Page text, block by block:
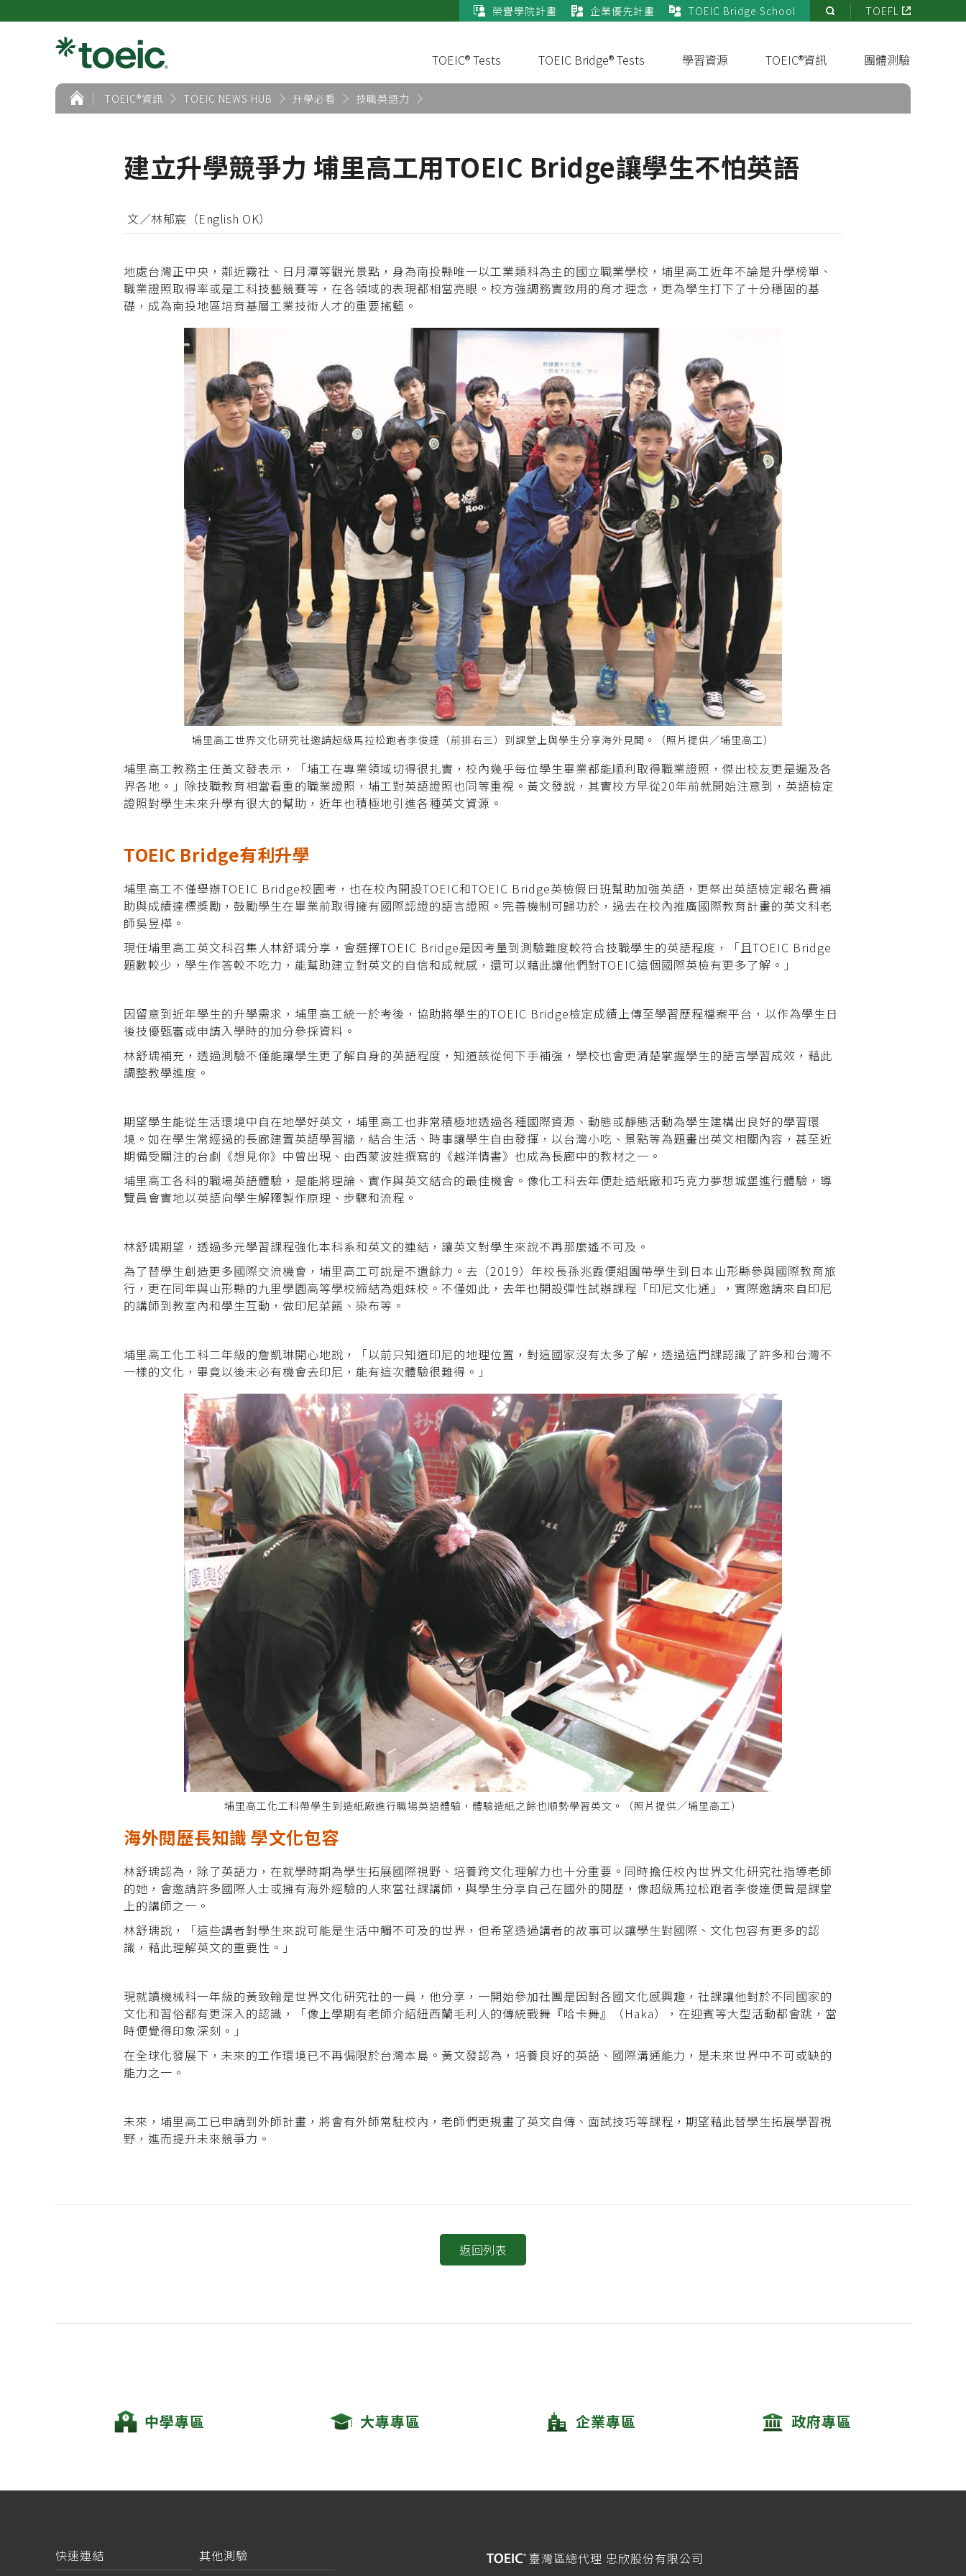
榮譽學院計畫 企業優先計畫 TOEIC Bridge School
站
TOEFL
TOEIC® Tests TOEIC Bridge® Tests 學習資源 TOEIC®資訊 團體測驗
首
頁
TOEIC®資訊 TOEIC NEWS HUB 升學必看 技職英語力
建立升學競爭力 埔里高工用TOEIC Bridge讓學生不怕英語
文／林郁宸（English OK）
地處台灣正中央，鄰近霧社、日月潭等觀光景點，身為南投縣唯一以工業類科為主的國立職業學校，埔里高工近年不論是升學榜單、
職業證照取得率或是工科技藝競賽等，在各領域的表現都相當亮眼。校方強調務實致用的育才理念，更為學生打下了十分穩固的基
礎，成為南投地區培育基層工業技術人才的重要搖籃。
埔里高工世界文化研究社邀請超級馬拉松跑者李俊達（前排右三）到課堂上與學生分享海外見聞。（照片提供／埔里高工）
埔里高工教務主任黃文發表示，「埔工在專業領域切得很扎實，校內幾乎每位學生畢業都能順利取得職業證照，傑出校友更是遍及各
界各地。」除技職教育相當看重的職業證照，埔工對英語證照也同等重視。黃文發說，其實校方早從20年前就開始注意到，英語檢定
證照對學生未來升學有很大的幫助，近年也積極地引進各種英文資源。
TOEIC Bridge有利升學
埔里高工不僅舉辦TOEIC Bridge校園考，也在校內開設TOEIC和TOEIC Bridge英檢假日班幫助加強英語，更祭出英語檢定報名費補
助與成績達標獎勵，鼓勵學生在畢業前取得擁有國際認證的語言證照。完善機制可歸功於，過去在校內推廣國際教育計畫的英文科老
師吳昱樺。
現任埔里高工英文科召集人林舒瑀分享，會選擇TOEIC Bridge是因考量到測驗難度較符合技職學生的英語程度，「且TOEIC Bridge
題數較少，學生作答較不吃力，能幫助建立對英文的自信和成就感，還可以藉此讓他們對TOEIC這個國際英檢有更多了解。」
因留意到近年學生的升學需求，埔里高工統一於考後，協助將學生的TOEIC Bridge檢定成績上傳至學習歷程檔案平台，以作為學生日
後技優甄審或申請入學時的加分參採資料。
林舒瑀補充，透過測驗不僅能讓學生更了解自身的英語程度，知道該從何下手補強，學校也會更清楚掌握學生的語言學習成效，藉此
調整教學進度。
期望學生能從生活環境中自在地學好英文，埔里高工也非常積極地透過各種國際資源、動態或靜態活動為學生建構出良好的學習環
境。如在學生常經過的長廊建置英語學習牆，結合生活、時事讓學生自由發揮，以台灣小吃、景點等為題畫出英文相關內容，甚至近
期備受關注的台劇《想見你》中曾出現、由西蒙波娃撰寫的《越洋情書》也成為長廊中的教材之一。
埔里高工各科的職場英語體驗，是能將理論、實作與英文結合的最佳機會。像化工科去年便赴造紙廠和巧克力夢想城堡進行體驗，導
覽員會實地以英語向學生解釋製作原理、步驟和流程。
林舒瑀期望，透過多元學習課程強化本科系和英文的連結，讓英文對學生來說不再那麼遙不可及。
為了替學生創造更多國際交流機會，埔里高工可說是不遺餘力。去（2019）年校長孫兆霞便組團帶學生到日本山形縣參與國際教育旅
行，更在同年與山形縣的九里學園高等學校締結為姐妹校。不僅如此，去年也開設彈性試辦課程「印尼文化通」，實際邀請來自印尼
的講師到教室內和學生互動，做印尼菜餚、染布等。
埔里高工化工科二年級的詹凱琳開心地說，「以前只知道印尼的地理位置，對這國家沒有太多了解，透過這門課認識了許多和台灣不
一樣的文化，畢竟以後未必有機會去印尼，能有這次體驗很難得。」
埔里高工化工科帶學生到造紙廠進行職場英語體驗，體驗造紙之餘也順勢學習英文。（照片提供／埔里高工）
海外閱歷長知識 學文化包容
林舒瑀認為，除了英語力，在就學時期為學生拓展國際視野、培養跨文化理解力也十分重要。同時擔任校內世界文化研究社指導老師
的她，會邀請許多國際人士或擁有海外經驗的人來當社課講師，與學生分享自己在國外的閱歷，像超級馬拉松跑者李俊達便曾是課堂
上的講師之一。
林舒瑀說，「這些講者對學生來說可能是生活中觸不可及的世界，但希望透過講者的故事可以讓學生對國際、文化包容有更多的認
識，藉此理解英文的重要性。」
現就讀機械科一年級的黃致翰是世界文化研究社的一員，他分享，一開始參加社團是因對各國文化感興趣，社課讓他對於不同國家的
文化和習俗都有更深入的認識，「像上學期有老師介紹紐西蘭毛利人的傳統戰舞『哈卡舞』（Haka），在迎賓等大型活動都會跳，當
時便覺得印象深刻。」
在全球化發展下，未來的工作環境已不再侷限於台灣本島。黃文發認為，培養良好的英語、國際溝通能力，是未來世界中不可或缺的
能力之一。
未來，埔里高工已申請到外師計畫，將會有外師常駐校內，老師們更規畫了英文自傳、面試技巧等課程，期望藉此替學生拓展學習視
野，進而提升未來競爭力。
返回列表
中學專區 大專專區 企業專區 政府專區
快速連結 其他測驗 臺灣區總代理 忠欣股份有限公司